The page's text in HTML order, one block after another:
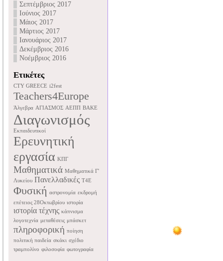
Σεπτέμβριος 2017
Ιούνιος 2017
Μάιος 2017
Μάρτιος 2017
Ιανουάριος 2017
Δεκέμβριος 2016
Νοέμβριος 2016
Ετικέτες
CTY GREECE i2fest
Teachers4Europe
Άλγεβρα ΑΓΙΑΣΜΟΣ ΑΕΠΠ ΒΑΚΕ
Διαγωνισμός
Εκπαιδευτικοί
Ερευνητική
εργασία ΚΠΓ
Μαθηματικά Μαθηματικά Γ'
Λυκείου Πανελλαδικές Τ4Ε
Φυσική αστρονομία εκδρομή
επέτειος 28Οκτωβρίου ιστορία
ιστορία τέχνης κάπνισμα
λογοτεχνία μεταθέσεις μπάσκετ
πληροφορική ποίηση
πολιτική παιδεία σκάκι σχέδιο
τραμπολίνο φιλοσοφία φωτογραφία